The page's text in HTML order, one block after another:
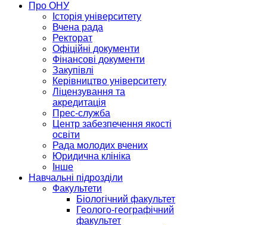
Про ОНУ
Історія університету
Вчена рада
Ректорат
Офіційні документи
Фінансові документи
Закупівлі
Керівництво університету
Ліцензування та
акредитація
Прес-служба
Центр забезпечення якості
освіти
Рада молодих вчених
Юридична клініка
Інше
Навчальні підрозділи
Факультети
Біологічний факультет
Геолого-географічний
факультет